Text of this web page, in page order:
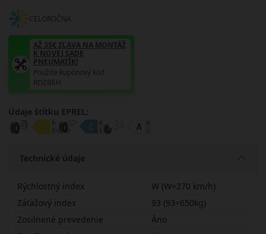
CELOROČNÁ
AŽ 35€ ZĽAVA NA MONTÁŽ
K NOVEJ SADE
PNEUMATÍK!
Použite kupónový kód
ROZBEH
Údaje štítku EPREL:
Technické údaje
Rýchlostný index
W (W=270 km/h)
Záťažový index
93 (93=650kg)
Zosilnené prevedenie
Áno